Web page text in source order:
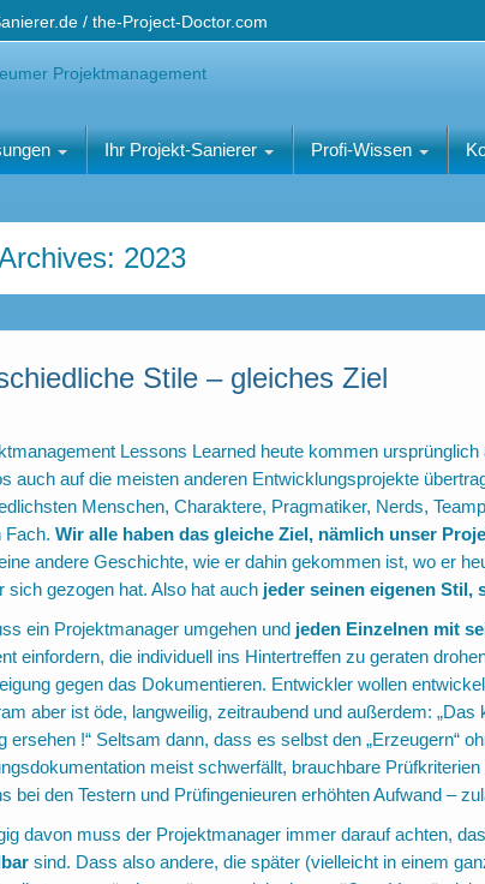
/ the-Project-Doctor.com
Ihr Projekt-Sanierer Profi-Wissen
2023
Stile – gleiches Ziel
Lessons Learned heute kommen
auch auf die meisten anderen Entwicklungsprojekte
Menschen, Charaktere, Pragmatiker, Nerds,
Fach. Wir alle haben das gleiche Ziel, nämlich unser
andere Geschichte, wie er dahin gekommen ist, wo er
sich gezogen hat. Also hat auch jeder seinen eigenen Stil,
ein Projektmanager umgehen und jeden Einzelnen mit
einfordern, die individuell ins Hintertreffen zu geraten
gegen das Dokumentieren. Entwickler wollen
aber ist öde, langweilig, zeitraubend und außerdem:
ersehen !“ Seltsam dann, dass es selbst den „Erzeugern“
meist schwerfällt, brauchbare
bei den Testern und Prüfingenieuren erhöhten Aufwand –
davon muss der Projektmanager immer darauf achten,
sind. Dass also andere, die später (vielleicht in einem